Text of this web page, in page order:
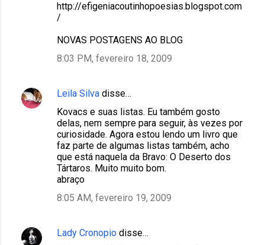
http://efigeniacoutinhopoesias.blogspot.com
/
NOVAS POSTAGENS AO BLOG
8:03 PM, fevereiro 18, 2009
Leila Silva disse…
Kovacs e suas listas. Eu também gosto
delas, nem sempre para seguir, às vezes por
curiosidade. Agora estou lendo um livro que
faz parte de algumas listas também, acho
que está naquela da Bravo: O Deserto dos
Tártaros. Muito muito bom.
abraço
8:05 AM, fevereiro 19, 2009
Lady Cronopio disse…